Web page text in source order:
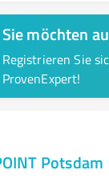
Sie möchten
Registrieren Sie
ProvenExpert!
Potsdam